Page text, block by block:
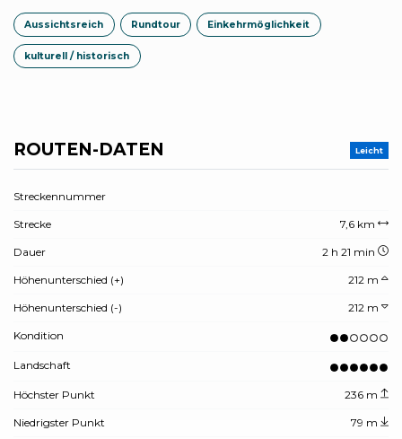
Aussichtsreich Rundtour Einkehrmöglichkeit
kulturell / historisch
ROUTEN-DATEN Leicht
Streckennummer
Strecke 7,6 km
Dauer 2 h 21 min
Höhenunterschied (+) 212 m
Höhenunterschied (-) 212 m
Kondition
Landschaft
Höchster Punkt 236 m
Niedrigster Punkt 79 m